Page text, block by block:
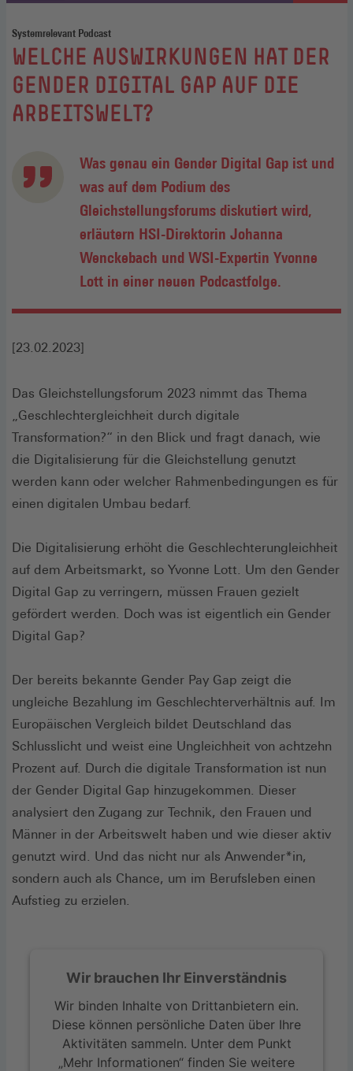
Systemrelevant Podcast
:
WELCHE AUSWIRKUNGEN HAT DER
GENDER DIGITAL GAP AUF DIE
ARBEITSWELT?
Was genau ein Gender Digital Gap ist und
was auf dem Podium des
Gleichstellungsforums diskutiert wird,
erläutern HSI-Direktorin Johanna
Wenckebach und WSI-Expertin Yvonne
Lott in einer neuen Podcastfolge.
[23.02.2023]
Das Gleichstellungsforum 2023 nimmt das Thema
„Geschlechtergleichheit durch digitale
Transformation?“ in den Blick und fragt danach, wie
die Digitalisierung für die Gleichstellung genutzt
werden kann oder welcher Rahmenbedingungen es für
einen digitalen Umbau bedarf.
Die Digitalisierung erhöht die Geschlechterungleichheit
auf dem Arbeitsmarkt, so Yvonne Lott. Um den Gender
Digital Gap zu verringern, müssen Frauen gezielt
gefördert werden. Doch was ist eigentlich ein Gender
Digital Gap?
Der bereits bekannte Gender Pay Gap zeigt die
ungleiche Bezahlung im Geschlechterverhältnis auf. Im
Europäischen Vergleich bildet Deutschland das
Schlusslicht und weist eine Ungleichheit von achtzehn
Prozent auf. Durch die digitale Transformation ist nun
der Gender Digital Gap hinzugekommen. Dieser
analysiert den Zugang zur Technik, den Frauen und
Männer in der Arbeitswelt haben und wie dieser aktiv
genutzt wird. Und das nicht nur als Anwender*in,
sondern auch als Chance, um im Berufsleben einen
Aufstieg zu erzielen.
Wir brauchen Ihr Einverständnis
Wir binden Inhalte von Drittanbietern ein.
Diese können persönliche Daten über Ihre
Aktivitäten sammeln. Unter dem Punkt
„Mehr Informationen“ finden Sie weitere